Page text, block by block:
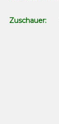
Zuschauer: